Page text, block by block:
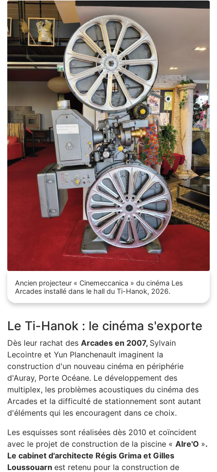
Ancien projecteur « Cinemeccanica » du cinéma Les
Arcades installé dans le hall du Ti-Hanok, 2026.
Le Ti-Hanok : le cinéma s'exporte
Dès leur rachat des Arcades en 2007, Sylvain
Lecointre et Yun Planchenault imaginent la
construction d'un nouveau cinéma en périphérie
d'Auray, Porte Océane. Le développement des
multiplex, les problèmes acoustiques du cinéma des
Arcades et la difficulté de stationnement sont autant
d'éléments qui les encouragent dans ce choix.
Les esquisses sont réalisées dès 2010 et coïncident
avec le projet de construction de la piscine « Alre'O ».
Le cabinet d'architecte Régis Grima et Gilles
Loussouarn est retenu pour la construction de